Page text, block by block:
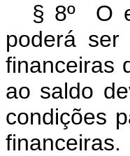
§ 8º O
poderá ser
financeiras
ao saldo
condições
financeiras.